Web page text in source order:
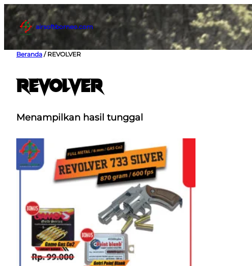
Lewati
konten
airsoftborneo.com
Beranda / REVOLVER
REVOLVER
Menampilkan hasil tunggal